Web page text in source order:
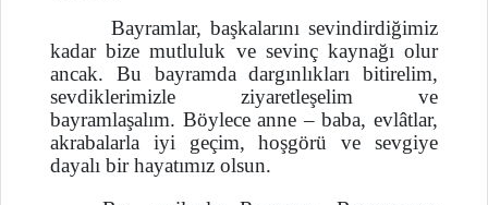
Bayramlar, başkalarını sevindirdiğimiz
kadar bize mutluluk ve sevinç kaynağı olur
ancak. Bu bayramda dargınlıkları bitirelim,
sevdiklerimizle ziyaretleşelim ve
bayramlaşalım. Böylece anne – baba, evlâtlar,
akrabalarla iyi geçim, hoşgörü ve sevgiye
dayalı bir hayatımız olsun.